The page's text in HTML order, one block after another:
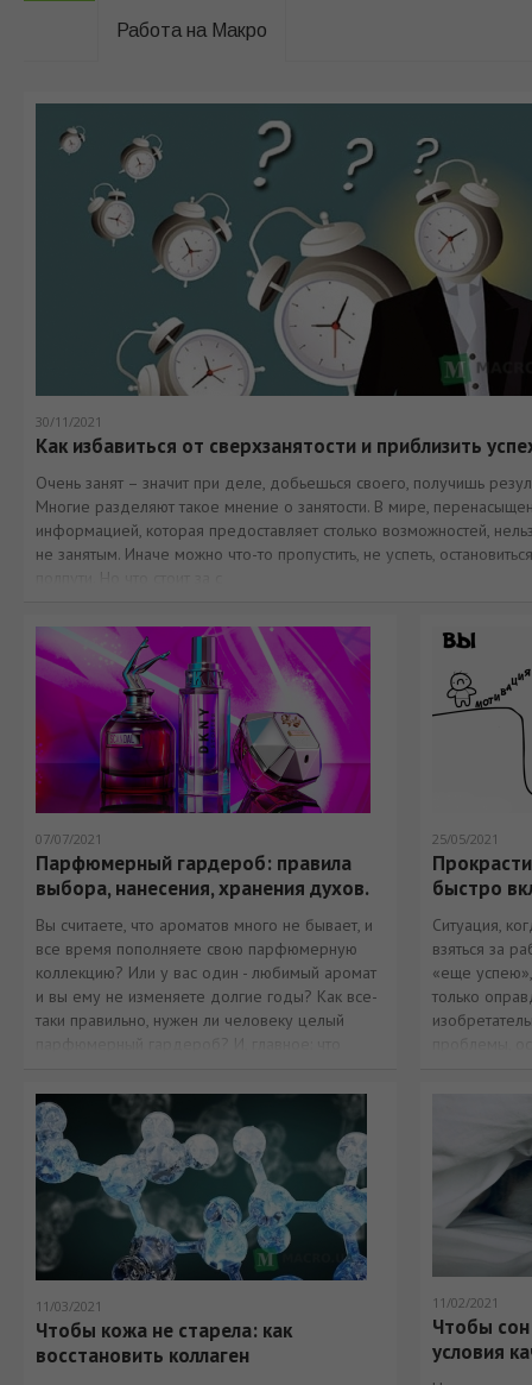
Работа на Макро
30/11/2021
Как избавиться от сверхзанятости и приблизить
Очень занят – значит при деле, добьешься своего, получишь
Многие разделяют такое мнение о занятости. В мире,
информацией, которая предоставляет столько возможностей,
не занятым. Иначе можно что-то пропустить, не успеть,
07/07/2021
Парфюмерный гардероб: правила
выбора, нанесения, хранения духов.
Вы считаете, что ароматов много не бывает, и
все время пополняете свою парфюмерную
коллекцию? Или у вас один - любимый аромат
и вы ему не изменяете долгие годы? Как все-
таки правильно, нужен ли человеку целый
парфюмерный гардероб? И, главное: что
радовал вас
25/05/2021
быстро
Ситуация,
взяться за
«еще
только
11/03/2021
Чтобы кожа не старела: как
восстановить коллаген
11/02/2021
Чтобы
условия